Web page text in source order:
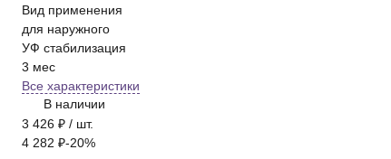
Вид применения
для наружного
УФ стабилизация
3 мес
Все характеристики
В наличии
3 426 ₽ / шт.
4 282 ₽-20%